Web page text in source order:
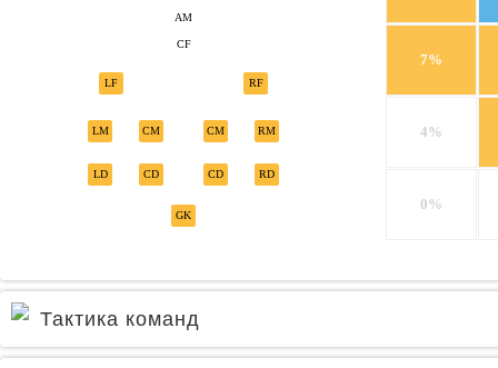
AM
CF
GK
LD CD
CD RD
LM CM CM RM
RF
LF
7%
4%
0%
Тактика команд